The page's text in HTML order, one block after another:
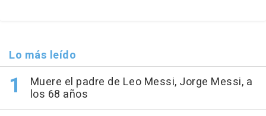
Lo más leído
Muere el padre de Leo Messi, Jorge Messi, a
los 68 años